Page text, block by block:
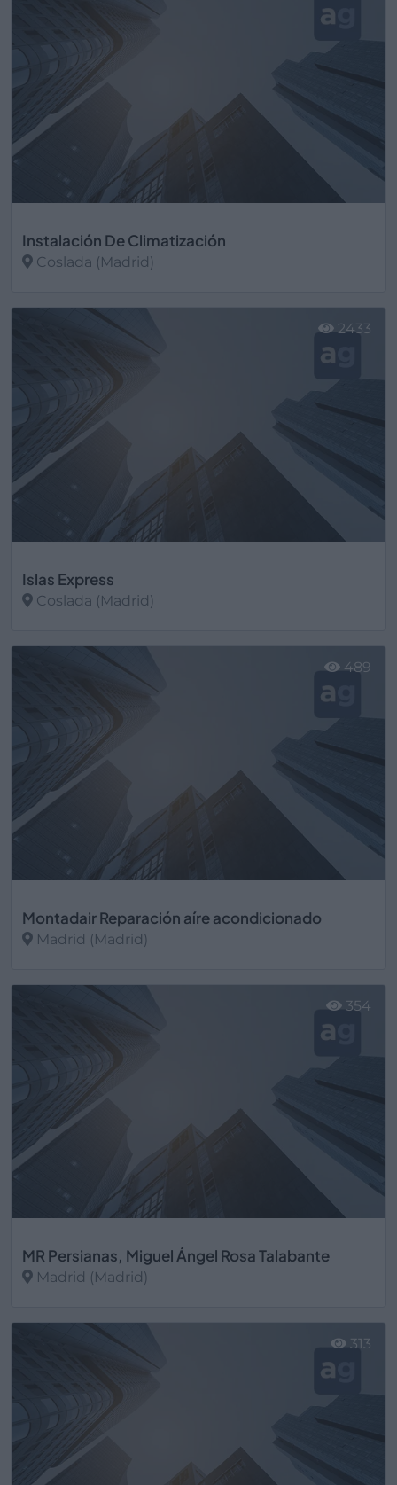
Instalación De Climatización
Coslada (Madrid)
Islas Express
Coslada (Madrid)
2433
Montadair Reparación aíre acondicionado
Madrid (Madrid)
489
MR Persianas, Miguel Ángel Rosa Talabante
Madrid (Madrid)
354
313